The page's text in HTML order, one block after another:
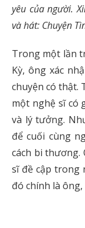
yêu của người.
và hát: Chuyện
Trong một lần
Kỳ, ông xác
chuyện có thật.
một nghệ sĩ có
và lý tưởng.
để cuối cùng
cách bi thương.
sĩ đề cập trong
đó chính là ông,